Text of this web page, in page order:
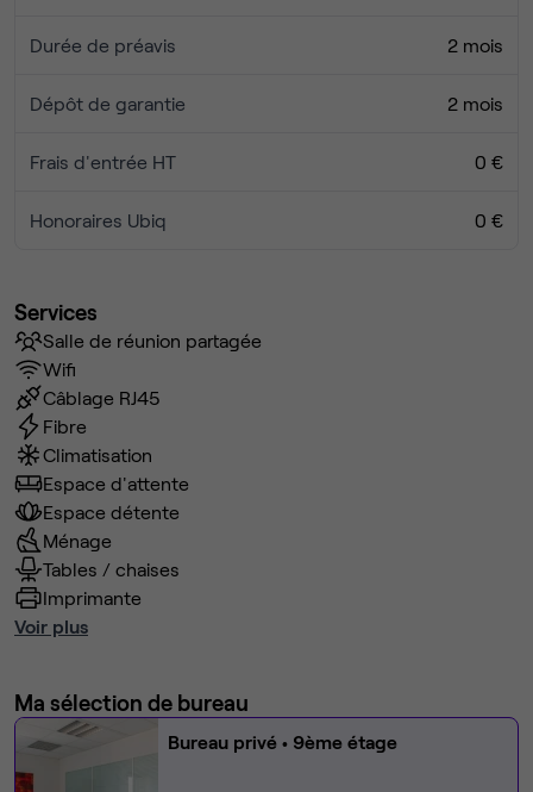
Durée de préavis 2 mois
Dépôt de garantie 2 mois
Frais d'entrée HT 0 €
Honoraires Ubiq 0 €
Services
Salle de réunion partagée
Wifi
Câblage RJ45
Fibre
Climatisation
Espace d'attente
Espace détente
Ménage
Tables / chaises
Imprimante
Voir plus
Ma sélection de bureau
Bureau privé • 9ème étage